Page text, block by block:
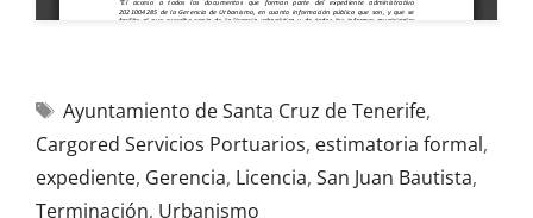
Ayuntamiento de Santa Cruz de Tenerife,
Cargored Servicios Portuarios, estimatoria formal,
expediente, Gerencia, Licencia, San Juan Bautista,
Terminación, Urbanismo